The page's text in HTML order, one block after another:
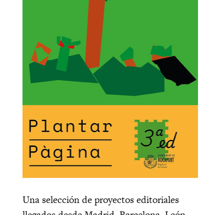
Una selección de proyectos editoriales